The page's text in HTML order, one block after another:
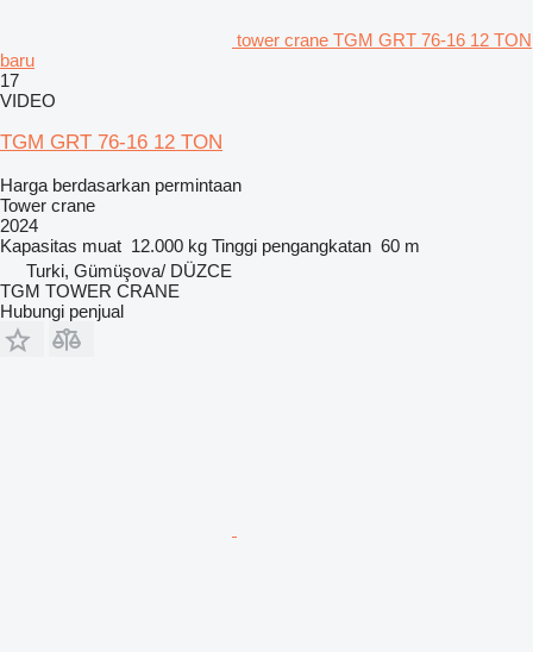
tower crane TGM GRT 76-16 12 TON
baru
17
VIDEO
TGM GRT 76-16 12 TON
Harga berdasarkan permintaan
Tower crane
2024
Kapasitas muat 12.000 kg Tinggi pengangkatan 60 m
Turki, Gümüşova/ DÜZCE
TGM TOWER CRANE
Hubungi penjual